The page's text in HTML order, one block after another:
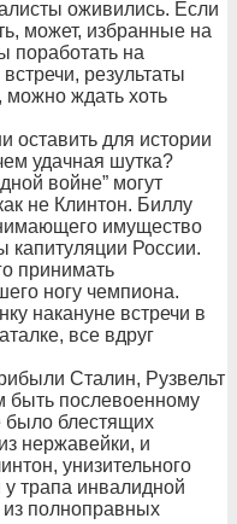
оживились. Если
может, избранные на
поработать на
результаты
можно ждать хоть
оставить для истории
удачная шутка?
войне” могут
не Клинтон. Биллу
имущество
капитуляции России.
принимать
ногу чемпиона.
накануне встречи в
все вдруг
Сталин, Рузвельт
быть послевоенному
было блестящих
нержавейки, и
унизительного
трапа инвалидной
полноправных